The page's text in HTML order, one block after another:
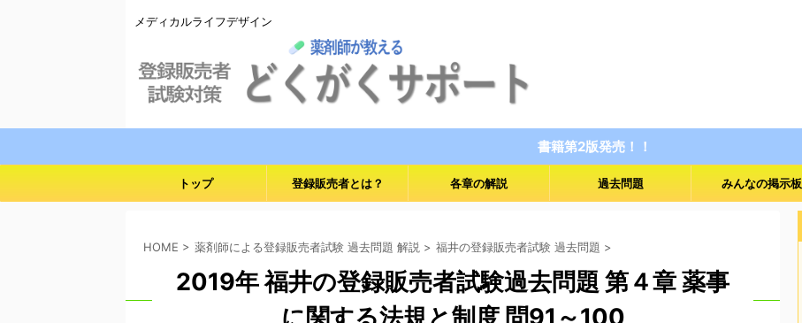
メディカルライフデザイン
書籍第2版発売！！
トップ 登録販売者とは？ 各章の解説 過去問題 みんなの掲示板
HOME > 薬剤師による登録販売者試験 過去問題 解説 > 福井の登録販売者試験 過去問題 >
2019年 福井の登録販売者試験過去問題 第４章 薬事